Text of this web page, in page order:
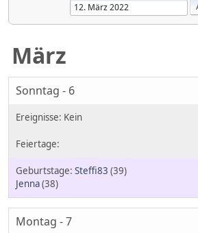
März
Sonntag - 6
Steffi83 (39)
Jenna(38)
Montag - 7